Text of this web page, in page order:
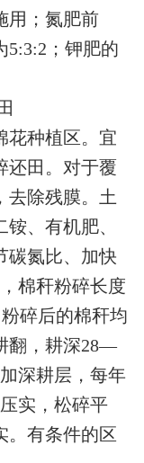
用；氮肥前
5:3:2；钾肥的
种植区。宜
还田。对于覆
去除残膜。土
、有机肥、
碳氮比、加快
棉秆粉碎长度
碎后的棉秆均
翻，耕深28—
深耕层，每年
实，松碎平
。有条件的区